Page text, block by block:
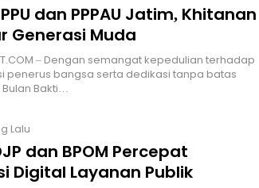
dan PPPAU Jatim, Khitanan
Generasi Muda
– Dengan semangat kepedulian terhadap
penerus bangsa serta dedikasi tanpa batas
Bakti…
Lalu
dan BPOM Percepat
Digital Layanan Publik